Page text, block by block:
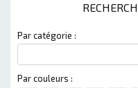
Par catégorie :
Par couleurs :